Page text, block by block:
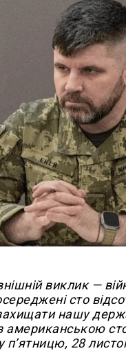
виклик —
сто
захищати нашу
з американською
п’ятницю, 28